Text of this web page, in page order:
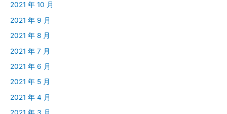
2021 年 10 月
2021 年 9 月
2021 年 8 月
2021 年 7 月
2021 年 6 月
2021 年 5 月
2021 年 4 月